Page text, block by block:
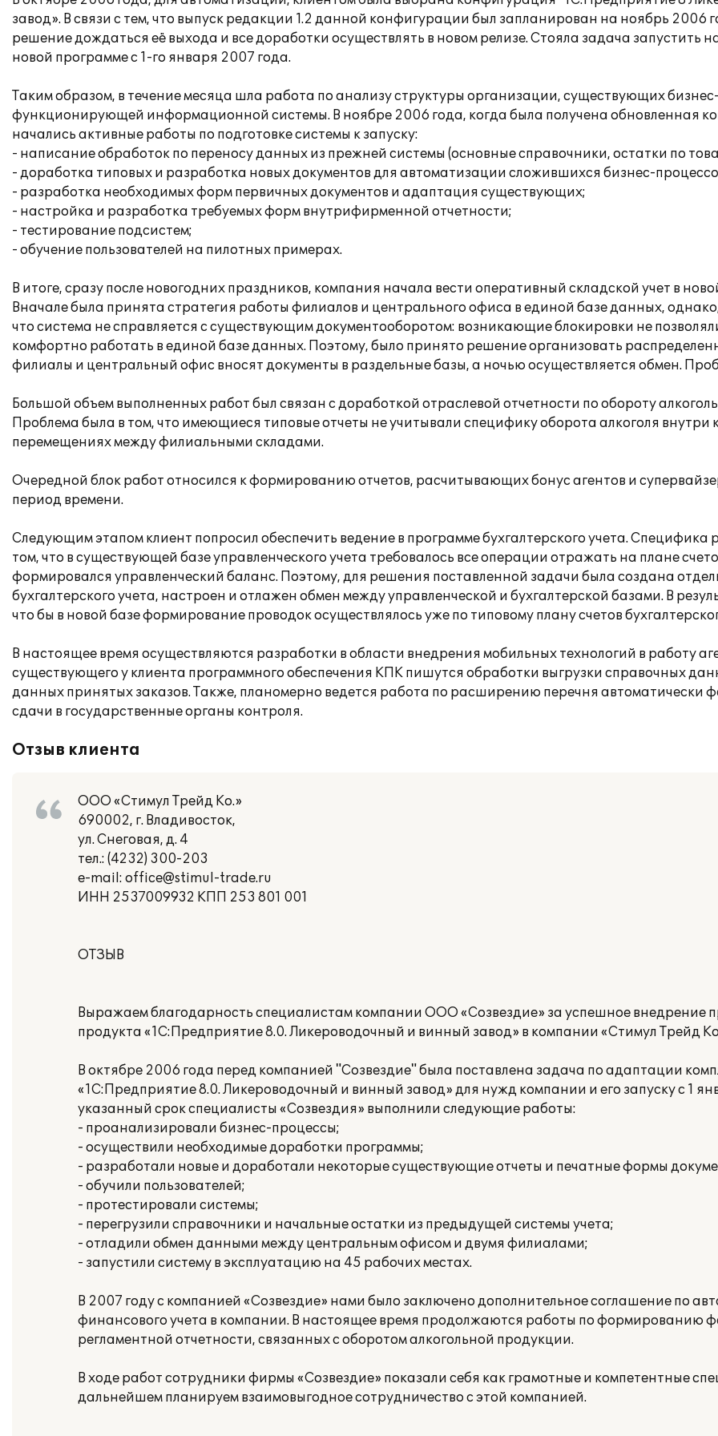
завод». В связи с тем, что выпуск редакции 1.2 данной конфигурации был запланирован на ноябрь 2006
решение дождаться её выхода и все доработки осуществлять в новом релизе. Стояла задача запустить
новой программе с 1-го января 2007 года.
Таким образом, в течение месяца шла работа по анализу структуры организации, существующих
функционирующей информационной системы. В ноябре 2006 года, когда была получена обновленная
начались активные работы по подготовке системы к запуску:
- написание обработок по переносу данных из прежней системы (основные справочники, остатки по
- доработка типовых и разработка новых документов для автоматизации сложившихся бизнес-
- разработка необходимых форм первичных документов и адаптация существующих;
- настройка и разработка требуемых форм внутрифирменной отчетности;
- тестирование подсистем;
- обучение пользователей на пилотных примерах.
В итоге, сразу после новогодних праздников, компания начала вести оперативный складской учет в
Вначале была принята стратегия работы филиалов и центрального офиса в единой базе данных,
что система не справляется с существующим документооборотом: возникающие блокировки не
комфортно работать в единой базе данных. Поэтому, было принято решение организовать
филиалы и центральный офис вносят документы в раздельные базы, а ночью осуществляется обмен.
Большой объем выполненных работ был связан с доработкой отраслевой отчетности по обороту
Проблема была в том, что имеющиеся типовые отчеты не учитывали специфику оборота алкоголя внутри
перемещениях между филиальными складами.
Очередной блок работ относился к формированию отчетов, расчитывающих бонус агентов и
период времени.
Следующим этапом клиент попросил обеспечить ведение в программе бухгалтерского учета. Специфика
том, что в существующей базе управленческого учета требовалось все операции отражать на плане
формировался управленческий баланс. Поэтому, для решения поставленной задачи была создана
бухгалтерского учета, настроен и отлажен обмен между управленческой и бухгалтерской базами. В
что бы в новой базе формирование проводок осуществлялось уже по типовому плану счетов
В настоящее время осуществляются разработки в области внедрения мобильных технологий в работу
существующего у клиента программного обеспечения КПК пишутся обработки выгрузки справочных
данных принятых заказов. Также, планомерно ведется работа по расширению перечня автоматически
сдачи в государственные органы контроля.
Отзыв клиента
ООО «Стимул Трейд Ко.»
690002, г. Владивосток,
ул. Снеговая, д. 4
тел.: (4232) 300-203
e-mail: office@stimul-trade.ru
ИНН 2537009932 КПП 253 801 001
ОТЗЫВ
Выражаем благодарность специалистам компании ООО «Созвездие» за успешное внедрение
продукта «1С:Предприятие 8.0. Ликероводочный и винный завод» в компании «Стимул Трейд
В октябре 2006 года перед компанией "Созвездие" была поставлена задача по адаптации
«1С:Предприятие 8.0. Ликероводочный и винный завод» для нужд компании и его запуску с 1
указанный срок специалисты «Созвездия» выполнили следующие работы:
- проанализировали бизнес-процессы;
- осуществили необходимые доработки программы;
- разработали новые и доработали некоторые существующие отчеты и печатные формы
- обучили пользователей;
- протестировали системы;
- перегрузили справочники и начальные остатки из предыдущей системы учета;
- отладили обмен данными между центральным офисом и двумя филиалами;
- запустили систему в эксплуатацию на 45 рабочих местах.
В 2007 году с компанией «Созвездие» нами было заключено дополнительное соглашение по
финансового учета в компании. В настоящее время продолжаются работы по формированию
регламентной отчетности, связанных с оборотом алкогольной продукции.
В ходе работ сотрудники фирмы «Созвездие» показали себя как грамотные и компетентные
дальнейшем планируем взаимовыгодное сотрудничество с этой компанией.